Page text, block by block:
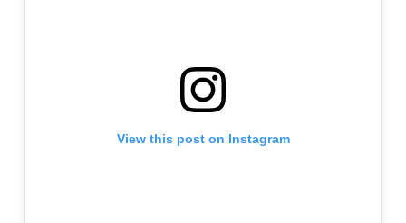
View this post on Instagram